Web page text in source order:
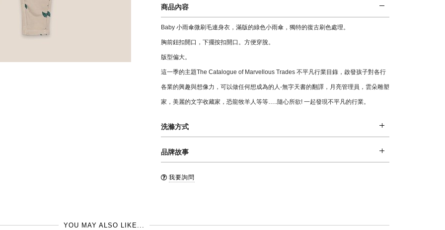
商品內容
Baby 小雨傘微刷毛連身衣，滿版的綠色小雨傘，獨特的復古刷色處理。
胸前鈕扣開口，下擺按扣開口。方便穿脫。
版型偏大。
這一季的主題The Catalogue of Marvellous Trades 不平凡行業目錄，啟發孩子對各行
各業的興趣與想像力，可以做任何想成為的人-無字天書的翻譯，月亮管理員，雲朵雕塑
家，美麗的文字收藏家，恐龍牧羊人等等…..隨心所欲! 一起發現不平凡的行業。
洗滌方式
洗滌 (水溫不超過30oC)，不可漂白，建議與同色系清洗，不可烘乾。
品牌故事
計的初衷是希望可以透過孩子的語言，設計出對孩子友善，被孩子喜愛的品牌。 舒服的
我要詢問
YOU MAY ALSO LIKE...